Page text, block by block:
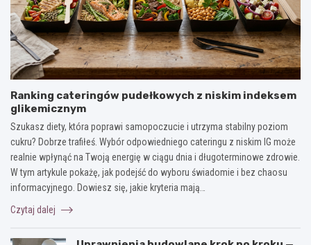
Ranking cateringów pudełkowych z niskim indeksem
glikemicznym
Szukasz diety, która poprawi samopoczucie i utrzyma stabilny poziom
cukru? Dobrze trafiłeś. Wybór odpowiedniego cateringu z niskim IG może
realnie wpłynąć na Twoją energię w ciągu dnia i długoterminowe zdrowie.
W tym artykule pokażę, jak podejść do wyboru świadomie i bez chaosu
informacyjnego. Dowiesz się, jakie kryteria mają…
Czytaj dalej